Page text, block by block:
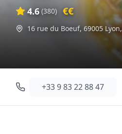
4.6 (380) €€
16 rue du Boeuf, 69005 Lyon,
+33 9 83 22 88 47